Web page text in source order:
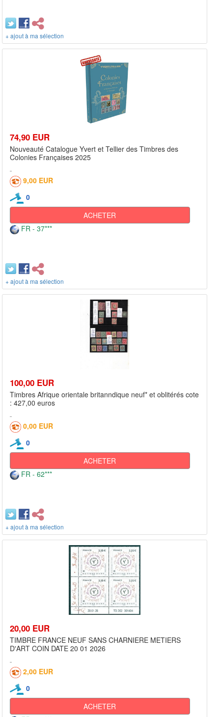
+ ajout à ma sélection
74,90 EUR
Nouveauté Catalogue Yvert et Tellier des Timbres des
Colonies Françaises 2025
9,00 EUR
0
ACHETER
FR - 37***
+ ajout à ma sélection
100,00 EUR
Timbres Afrique orientale britanndique neuf* et oblitérés cote
: 427,00 euros
0,00 EUR
0
ACHETER
FR - 62***
+ ajout à ma sélection
20,00 EUR
TIMBRE FRANCE NEUF SANS CHARNIERE METIERS
D'ART COIN DATE 20 01 2026
2,00 EUR
0
ACHETER